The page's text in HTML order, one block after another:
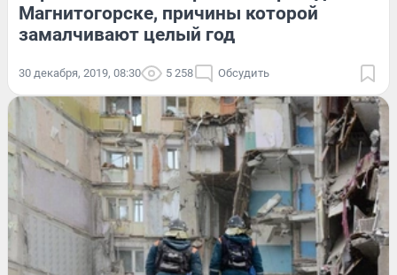
Магнитогорске, причины которой
замалчивают целый год
30 декабря, 2019, 08:30 5 258 Обсудить